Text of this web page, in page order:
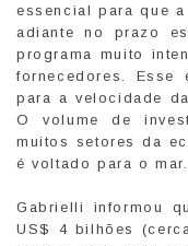
essencial para que
adiante no prazo
programa muito
fornecedores. Esse
para a velocidade
O volume de
muitos setores da
é voltado para o mar.
Gabrielli informou
US$ 4 bilhões